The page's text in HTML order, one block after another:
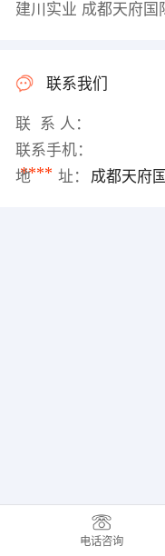
建川实业 成都天府国
联系我们
联 系 人：
联系手机：
****
地 址： 成都天府
电话咨询